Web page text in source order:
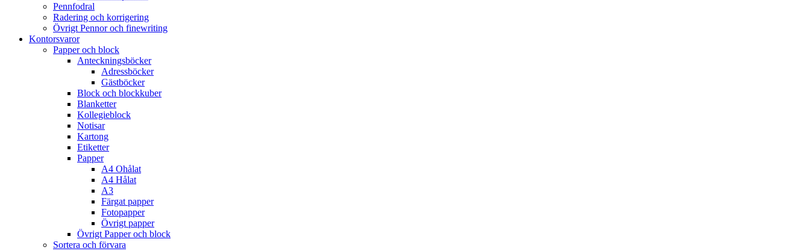
Pennfodral
Radering och korrigering
Övrigt Pennor och finewriting
Kontorsvaror
Papper och block
Anteckningsböcker
Adressböcker
Gästböcker
Block och blockkuber
Blanketter
Kollegieblock
Notisar
Kartong
Etiketter
Papper
A4 Ohålat
A4 Hålat
A3
Färgat papper
Fotopapper
Övrigt papper
Övrigt Papper och block
Sortera och förvara